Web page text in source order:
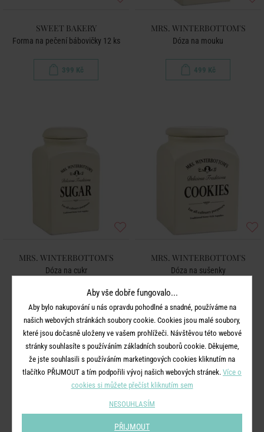
SWEET BAKERY
Forma na pečení bábovičky 12 ks
399 Kč
MRS. WINTERBOTTOM'S
Dóza na mouku
499 Kč
MRS. WINTERBOTTOM'S
Dóza na cukr
MRS. WINTERBOTTOM'S
Dóza na sušenky
Aby vše dobře fungovalo...
Aby bylo nakupování u nás opravdu pohodlné a snadné, používáme na
našich webových stránkách soubory cookie. Cookies jsou malé soubory,
které jsou dočasně uloženy ve vašem prohlížeči. Návštěvou této webové
stránky souhlasíte s používáním základních souborů cookie. Děkujeme,
že jste souhlasili s používáním marketingových cookies kliknutím na
tlačítko PŘIJMOUT a tím podpořili vývoj našich webových stránek. Více o
cookies si můžete přečíst kliknutím sem
NESOUHLASÍM
PŘIJMOUT